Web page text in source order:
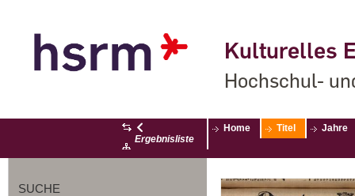
Kulturelles
Hochschul-
Ergebnisliste
Home Titel Jahre
SUCHE